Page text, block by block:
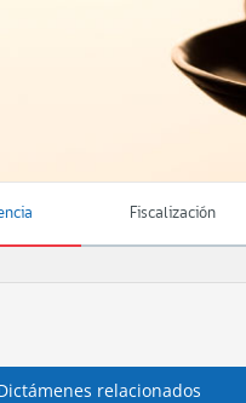
Fiscalización
relacionados